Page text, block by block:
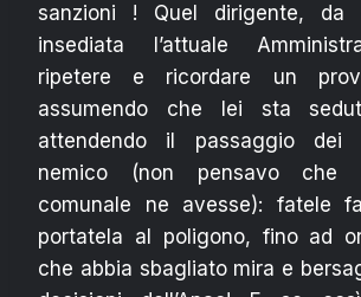
sanzioni ! Quel dirigente, da
insediata l’attuale
ripetere e ricordare un
assumendo che lei sta
attendendo il passaggio dei
nemico (non pensavo che
comunale ne avesse): fatele
portatela al poligono, fino ad
che abbia sbagliato mira e